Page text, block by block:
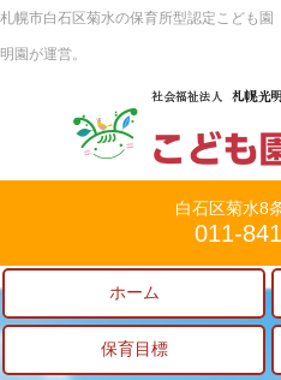
札幌市白石区菊水の保育所型認定こども
明園が運営。
白石区菊水8
011-
ホーム
保育目標